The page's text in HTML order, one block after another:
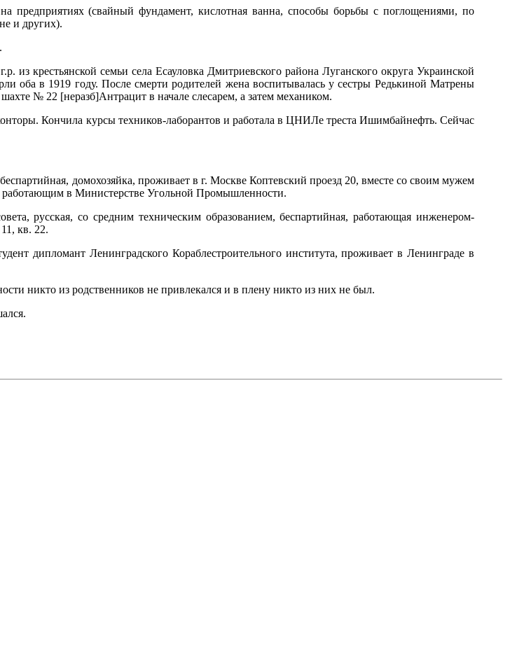
предприятиях (свайный фундамент, кислотная ванна, способы борьбы с поглощениями, по
и других).
крестьянской семьи села Есауловка Дмитриевского района Луганского округа Украинской
оба в 1919 году. После смерти родителей жена воспитывалась у сестры Редькиной Матрены
№ 22 [неразб]Антрацит в начале слесарем, а затем механиком.
Кончила курсы техников-лаборантов и работала в ЦНИЛе треста Ишимбайнефть. Сейчас
домохозяйка, проживает в г. Москве Коптевский проезд 20, вместе со своим мужем
в Министерстве Угольной Промышленности.
русская, со средним техническим образованием, беспартийная, работающая инженером-
кв. 22.
дипломант Ленинградского Кораблестроительного института, проживает в Ленинграде в
никто из родственников не привлекался и в плену никто из них не был.